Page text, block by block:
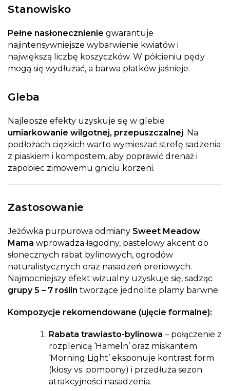
Stanowisko
Pełne nasłonecznienie gwarantuje
najintensywniejsze wybarwienie kwiatów i
największą liczbę koszyczków. W półcieniu pędy
mogą się wydłużać, a barwa płatków jaśnieje.
Gleba
Najlepsze efekty uzyskuje się w glebie
umiarkowanie wilgotnej, przepuszczalnej. Na
podłożach ciężkich warto wymieszać strefę sadzenia
z piaskiem i kompostem, aby poprawić drenaż i
zapobiec zimowemu gniciu korzeni.
Zastosowanie
Jeżówka purpurowa odmiany Sweet Meadow
Mama wprowadza łagodny, pastelowy akcent do
słonecznych rabat bylinowych, ogrodów
naturalistycznych oraz nasadzeń preriowych.
Najmocniejszy efekt wizualny uzyskuje się, sadząc
grupy 5 – 7 roślin tworzące jednolite plamy barwne.
Kompozycje rekomendowane (ujęcie formalne):
Rabata trawiasto-bylinowa – połączenie z
rozplenicą ‘Hameln’ oraz miskantem
‘Morning Light’ eksponuje kontrast form
(kłosy vs. pompony) i przedłuża sezon
atrakcyjności nasadzenia.